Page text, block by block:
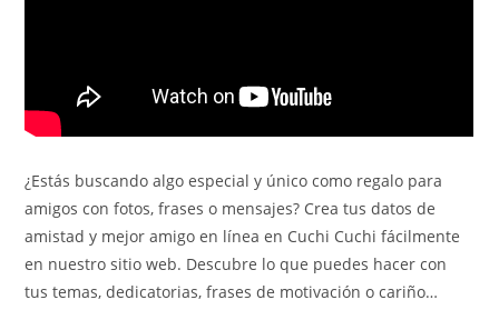
¿Estás buscando algo especial y único como regalo para
amigos con fotos, frases o mensajes? Crea tus datos de
amistad y mejor amigo en línea en Cuchi Cuchi fácilmente
en nuestro sitio web. Descubre lo que puedes hacer con
tus temas, dedicatorias, frases de motivación o cariño…